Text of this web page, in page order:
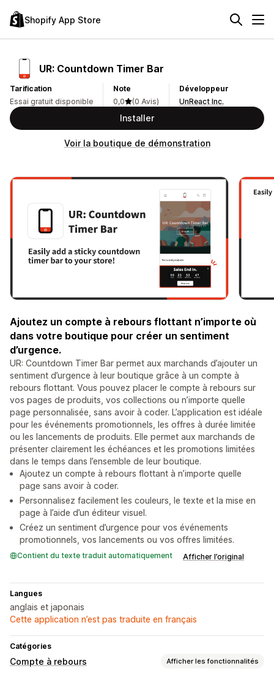
Shopify App Store
UR: Countdown Timer Bar
Tarification
Essai gratuit disponible
Note
0,0
(0 Avis)
Développeur
UnReact Inc.
Installer
Voir la boutique de démonstration
Ajoutez un compte à rebours flottant n’importe où
dans votre boutique pour créer un sentiment
d’urgence.
UR: Countdown Timer Bar permet aux marchands d’ajouter un
sentiment d’urgence à leur boutique grâce à un compte à
rebours flottant. Vous pouvez placer le compte à rebours sur
vos pages de produits, vos collections ou n’importe quelle
page personnalisée, sans avoir à coder. L’application est idéale
pour les événements promotionnels, les offres à durée limitée
ou les lancements de produits. Elle permet aux marchands de
présenter clairement les échéances et les promotions limitées
dans le temps dans l’ensemble de leur boutique.
Ajoutez un compte à rebours flottant à n’importe quelle
page sans avoir à coder.
Personnalisez facilement les couleurs, le texte et la mise en
page à l’aide d’un éditeur visuel.
Créez un sentiment d’urgence pour vos événements
promotionnels, vos lancements ou vos offres limitées.
Contient du texte traduit automatiquement Afficher l’original
Langues
anglais et japonais
Cette application n’est pas traduite en français
Catégories
Compte à rebours Afficher les fonctionnalités